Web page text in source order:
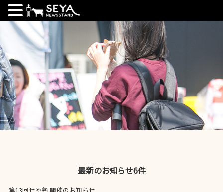
最新のお知らせ6件
第13回せや塾 開催のお知らせ